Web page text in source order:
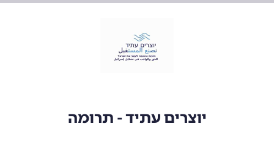
יוצרים עתיד - תרומה